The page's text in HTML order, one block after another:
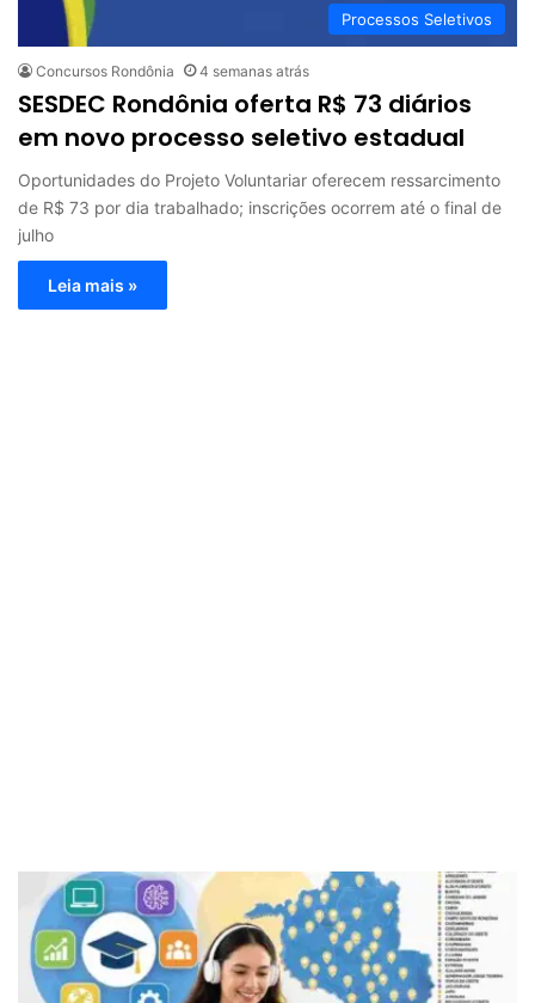
Processos Seletivos
Concursos Rondônia 4 semanas atrás
SESDEC Rondônia oferta R$ 73 diários
em novo processo seletivo estadual
Oportunidades do Projeto Voluntariar oferecem ressarcimento
de R$ 73 por dia trabalhado; inscrições ocorrem até o final de
julho
Leia mais »